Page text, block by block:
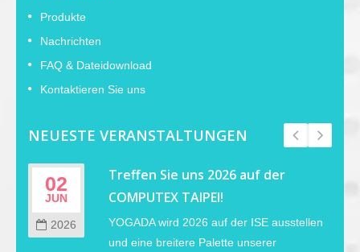
Produkte
Nachrichten
FAQ & Dateidownload
Kontaktieren Sie uns
NEUESTE VERANSTALTUNGEN
02
JUN
2026
Treffen Sie uns 2026 auf der
COMPUTEX TAIPEI!
YOGADA wird 2026 auf der ISE ausstellen
und eine breitere Palette unserer